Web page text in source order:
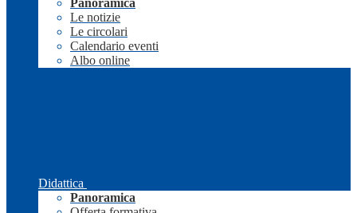
Panoramica
Le notizie
Le circolari
Calendario eventi
Albo online
Didattica
Panoramica